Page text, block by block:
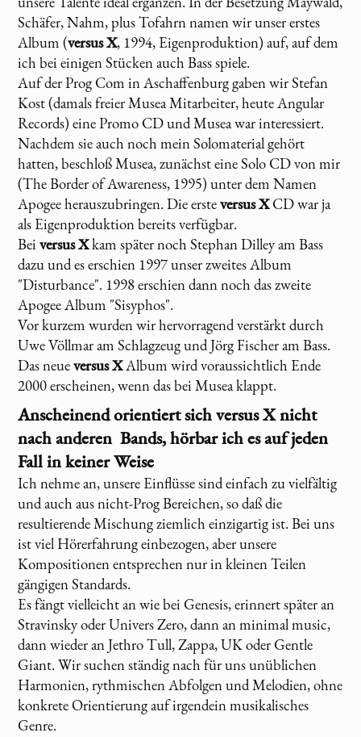
Schäfer, Nahm, plus Tofahrn namen wir unser erstes
Album (versus X, 1994, Eigenproduktion) auf, auf dem
ich bei einigen Stücken auch Bass spiele.
Auf der Prog Com in Aschaffenburg gaben wir Stefan
Kost (damals freier Musea Mitarbeiter, heute Angular
Records) eine Promo CD und Musea war interessiert.
Nachdem sie auch noch mein Solomaterial gehört
hatten, beschloß Musea, zunächst eine Solo CD von mir
(The Border of Awareness, 1995) unter dem Namen
Apogee herauszubringen. Die ersteversus XCD war ja
als Eigenproduktion bereits verfügbar.
Beiversus Xkam später noch Stephan Dilley am Bass
dazu und es erschien 1997 unser zweites Album
"Disturbance". 1998 erschien dann noch das zweite
Apogee Album "Sisyphos".
Vor kurzem wurden wir hervorragend verstärkt durch
Uwe Völlmar am Schlagzeug und Jörg Fischer am Bass.
Das neueversus XAlbum wird voraussichtlich Ende
2000 erscheinen, wenn das bei Musea klappt.
Anscheinend orientiert sichversus Xnicht
nach anderen Bands, hörbar ich es auf jeden
Fall in keiner Weise
Ich nehme an, unsere Einflüsse sind einfach zu vielfältig
und auch aus nicht-Prog Bereichen, so daß die
resultierende Mischung ziemlich einzigartig ist. Bei uns
ist viel Hörerfahrung einbezogen, aber unsere
Kompositionen entsprechen nur in kleinen Teilen
gängigen Standards.
Es fängt vielleicht an wie bei Genesis, erinnert später an
Stravinsky oder Univers Zero, dann an minimal music,
dann wieder an Jethro Tull, Zappa, UK oder Gentle
Giant. Wir suchen ständig nach für uns unüblichen
Harmonien, rythmischen Abfolgen und Melodien, ohne
konkrete Orientierung auf irgendein musikalisches
Genre.